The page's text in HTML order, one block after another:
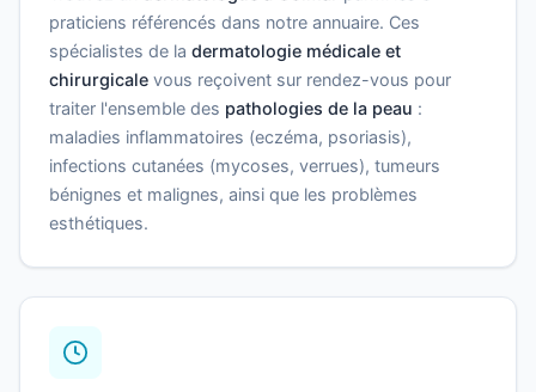
praticiens référencés dans notre annuaire. Ces
spécialistes de la dermatologie médicale et
chirurgicale vous reçoivent sur rendez-vous pour
traiter l'ensemble des pathologies de la peau :
maladies inflammatoires (eczéma, psoriasis),
infections cutanées (mycoses, verrues), tumeurs
bénignes et malignes, ainsi que les problèmes
esthétiques.